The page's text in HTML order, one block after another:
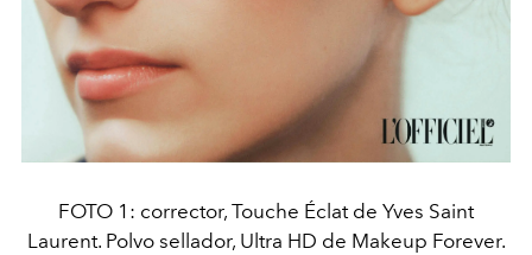
FOTO 1: corrector, Touche Éclat de Yves Saint
Laurent. Polvo sellador, Ultra HD de Makeup Forever.